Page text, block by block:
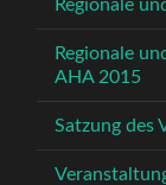
Regionale
Regionale
AHA 2015
Satzung des